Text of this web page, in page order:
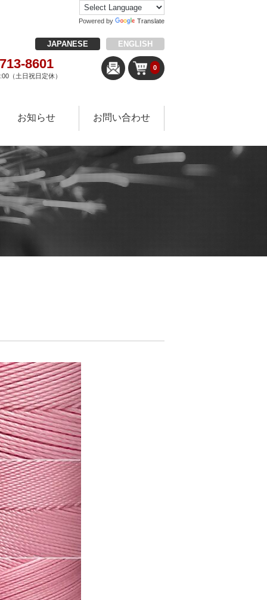
Powered by Translate
JAPANESE ENGLISH
8601
（土日祝日定休）
0
お知らせ お問い合わせ